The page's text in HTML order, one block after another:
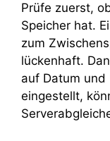
Prüfe zuerst,
Speicher hat.
zum
lückenhaft.
auf Datum
eingestellt,